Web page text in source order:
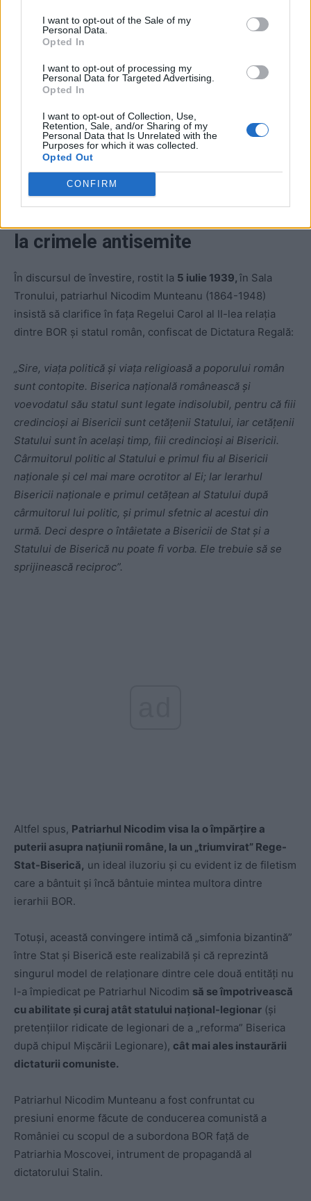
I want to opt-out of the Sale of my
Personal Data.
Opted In
I want to opt-out of processing my
Personal Data for Targeted Advertising.
Opted In
I want to opt-out of Collection, Use,
Retention, Sale, and/or Sharing of my
Personal Data that Is Unrelated with the
Purposes for which it was collected.
Opted Out
CONFIRM
Patriarhul Nicodim Munteanu –
adept convins al „simfoniei
bizantine”, antilegionar,
la crimele antisemite
În discursul de învestire, rostit la 5 iulie 1939, în Sala
Tronului, patriarhul Nicodim Munteanu (1864-1948)
insistă să clarifice în fața Regelui Carol al II-lea relația
dintre BOR și statul român, confiscat de Dictatura Regală:
„Sire, viaţa politică şi viaţa religioasă a poporului român
sunt contopite. Biserica naţională românească şi
voevodatul său statul sunt legate indisolubil, pentru că fiii
credincioşi ai Bisericii sunt cetăţenii Statului, iar cetăţenii
Statului sunt în acelaşi timp, fiii credincioşi ai Bisericii.
Cârmuitorul politic al Statului e primul fiu al Bisericii
naţionale şi cel mai mare ocrotitor al Ei; Iar Ierarhul
Bisericii naţionale e primul cetăţean al Statului după
cârmuitorul lui politic, şi primul sfetnic al acestui din
urmă. Deci despre o întâietate a Bisericii de Stat şi a
Statului de Biserică nu poate fi vorba. Ele trebuie să se
sprijinească reciproc”.
Altfel spus, Patriarhul Nicodim visa la o împărțire a
puterii asupra națiunii române, la un „triumvirat” Rege-
Stat-Biserică, un ideal iluzoriu și cu evident iz de filetism
care a bântuit și încă bântuie mintea multora dintre
ierarhii BOR.
Totuși, această convingere intimă că „simfonia bizantină”
între Stat și Biserică este realizabilă și că reprezintă
singurul model de relaționare dintre cele două entități nu
l-a împiedicat pe Patriarhul Nicodim să se împotrivească
cu abilitate și curaj atât statului național-legionar (și
pretențiilor ridicate de legionari de a „reforma” Biserica
după chipul Mișcării Legionare), cât mai ales instaurării
dictaturii comuniste.
Patriarhul Nicodim Munteanu a fost confruntat cu
presiuni enorme făcute de conducerea comunistă a
României cu scopul de a subordona BOR față de
Patriarhia Moscovei, intrument de propagandă al
dictatorului Stalin.